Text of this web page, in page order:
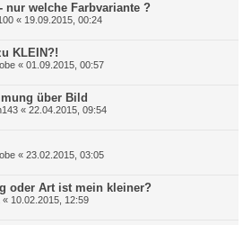
nur welche Farbvariante ?
« 19.09.2015, 00:24
KLEIN?!
« 01.09.2015, 00:57
über Bild
« 22.04.2015, 09:54
« 23.02.2015, 03:05
oder Art ist mein kleiner?
« 10.02.2015, 12:59